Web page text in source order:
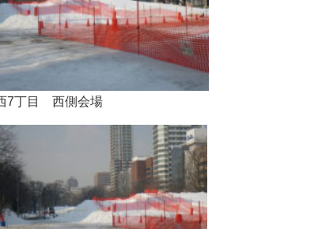
7丁目 西側会場